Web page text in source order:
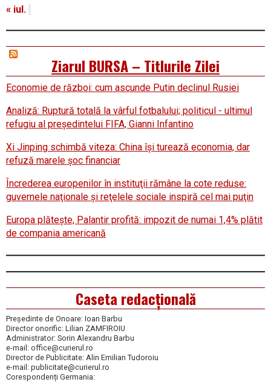
« iul.
Ziarul BURSA – Titlurile Zilei
Economie de război: cum ascunde Putin declinul Rusiei
Analiză: Ruptură totală la vârful fotbalului; politicul - ultimul
refugiu al preşedintelui FIFA, Gianni Infantino
Xi Jinping schimbă viteza: China îşi turează economia, dar
refuză marele şoc financiar
Încrederea europenilor în instituţii rămâne la cote reduse:
guvernele naţionale şi reţelele sociale inspiră cel mai puţin
Europa plăteşte, Palantir profită: impozit de numai 1,4% plătit
de compania americană
Caseta redacțională
Președinte de Onoare: Ioan Barbu
Director onorific: Lilian ZAMFIROIU
Administrator: Sorin Alexandru Barbu
e-mail: office@curierul.ro
Director de Publicitate: Alin Emilian Tudoroiu
e-mail: publicitate@curierul.ro
Corespondenți Germania: